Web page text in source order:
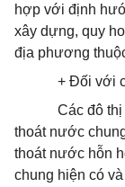
hợp với định
xây dựng, quy
địa phương
+ Đối với
Các đô
thoátnước
thoátnước hỗn
chung hiện có